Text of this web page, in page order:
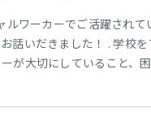
ルワーカーでご活躍され
話いだきました！ . 学校
が大切にしていること、